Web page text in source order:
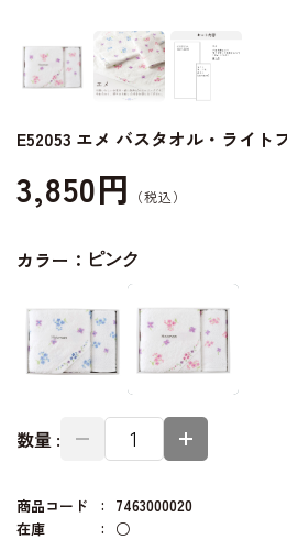
E52053 エメ バスタオル・ライト
3,850円
カラー： ピンク
数量 :
商品コード
7463000020
在庫
○